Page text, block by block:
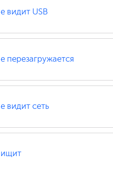
видит USB
перезагружается
видит сеть